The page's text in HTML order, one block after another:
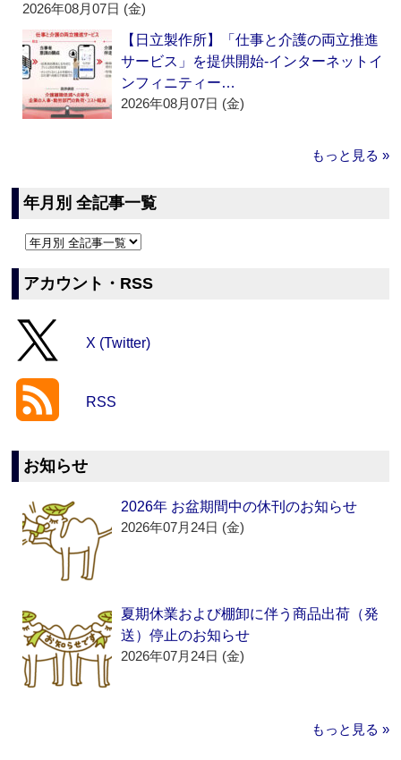
2026年08月07日 (金)
【日立製作所】「仕事と介護の両立推進
サービス」を提供開始‐インターネットイ
ンフィニティー…
2026年08月07日 (金)
もっと見る »
年月別 全記事一覧
アカウント・RSS
X (Twitter)
RSS
お知らせ
2026年 お盆期間中の休刊のお知らせ
2026年07月24日 (金)
夏期休業および棚卸に伴う商品出荷（発
送）停止のお知らせ
2026年07月24日 (金)
もっと見る »